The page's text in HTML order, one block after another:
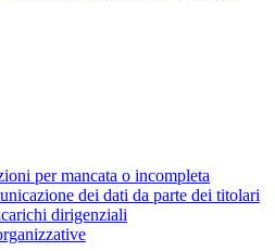
per mancata o incompleta
dei dati da parte dei titolari
dirigenziali